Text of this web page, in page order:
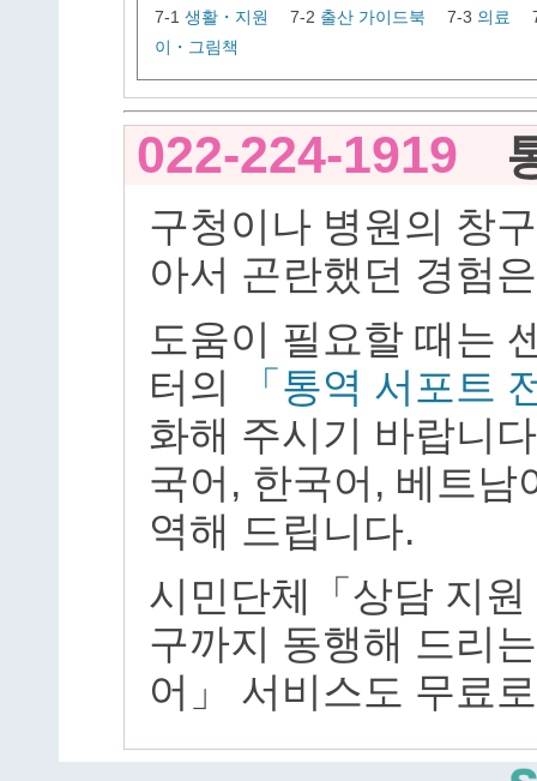
7-1생활・지원 7-2 출산 가이드북 7-3 의료
이・그림책
022-224-1919
구청이나 병원의 창
아서 곤란했던 경험
도움이 필요할 때는
터의
「통역 서포트
화해 주시기 바랍니
국어, 한국어, 베트남
역해 드립니다.
시민단체「상담 지
구까지 동행해 드리
어」 서비스도 무료